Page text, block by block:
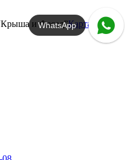
и Фасад”Карта сайта
WhatsApp